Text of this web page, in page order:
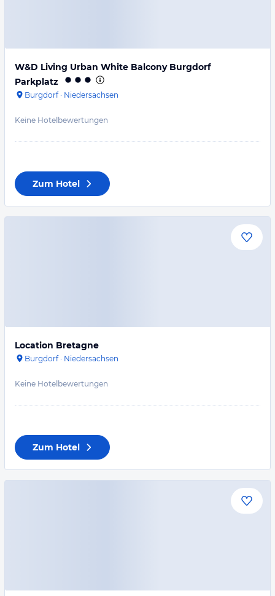
W&D Living Urban White Balcony Burgdorf
Parkplatz
Burgdorf· Niedersachsen
Keine Hotelbewertungen
Zum Hotel
Location Bretagne
Burgdorf· Niedersachsen
Keine Hotelbewertungen
Zum Hotel